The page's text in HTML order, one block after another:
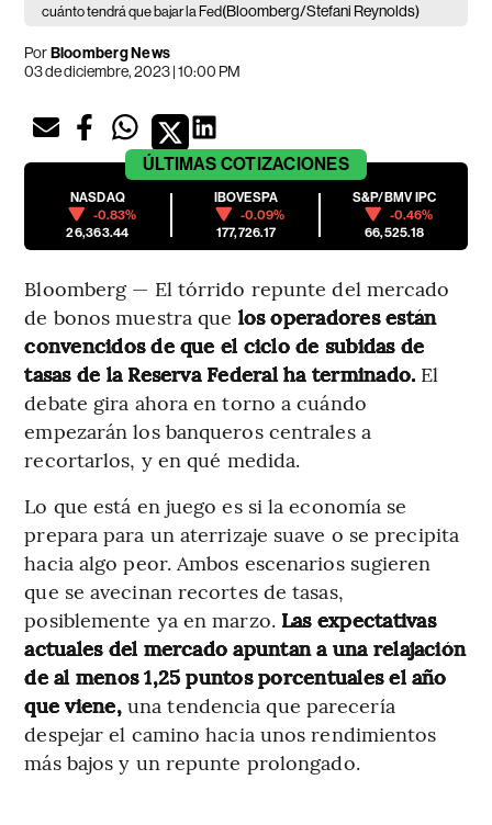
cuánto tendrá que bajar la Fed(Bloomberg/Stefani Reynolds)
PorBloomberg News
03 de diciembre, 2023 | 10:00 PM
ÚLTIMAS COTIZACIONES
NASDAQ
-0.83%
26,363.44
IBOVESPA
-0.09%
177,726.17
S&P/BMV IPC
-0.46%
66,525.18
Bloomberg — El tórrido repunte del mercado
de bonos muestra que los operadores están
convencidos de que el ciclo de subidas de
tasas de la Reserva Federal ha terminado. El
debate gira ahora en torno a cuándo
empezarán los banqueros centrales a
recortarlos, y en qué medida.
Lo que está en juego es si la economía se
prepara para un aterrizaje suave o se precipita
hacia algo peor. Ambos escenarios sugieren
que se avecinan recortes de tasas,
posiblemente ya en marzo. Las expectativas
actuales del mercado apuntan a una relajación
de al menos 1,25 puntos porcentuales el año
que viene,una tendencia que parecería
despejar el camino hacia unos rendimientos
más bajos y un repunte prolongado.